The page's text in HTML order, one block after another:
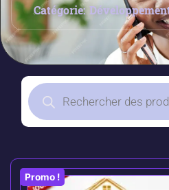
Catégorie:
Promo !